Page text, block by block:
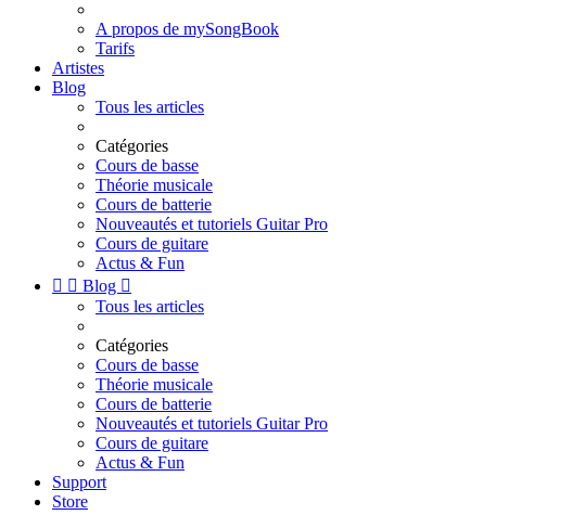
A propos de mySongBook
Tarifs
Artistes
Blog
Tous les articles
Catégories
Cours de basse
Théorie musicale
Cours de batterie
Nouveautés et tutoriels Guitar Pro
Cours de guitare
Actus & Fun
  Blog 
Tous les articles
Catégories
Cours de basse
Théorie musicale
Cours de batterie
Nouveautés et tutoriels Guitar Pro
Cours de guitare
Actus & Fun
Support
Store